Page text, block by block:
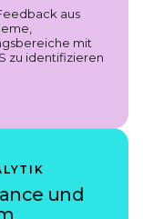
aus
mit
zu identifizieren
und